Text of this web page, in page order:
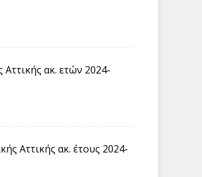
ακ. ετών 2024-
Αττικής ακ. έτους 2024-